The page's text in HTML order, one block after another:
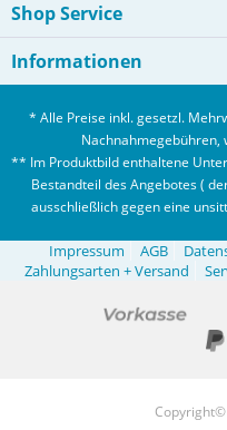
Shop Service
Informationen
* Alle Preise inkl. gesetzl.
Nachnahmegebühren,
** Im Produktbild enthaltene
Bestandteil des Angebotes (
ausschließlich gegen eine
Impressum AGB
Zahlungsarten + Versand